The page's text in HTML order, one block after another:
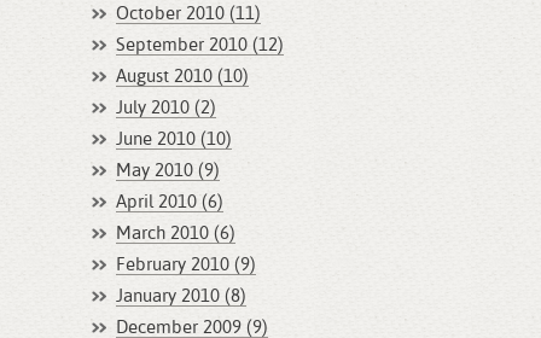
October 2010 (11)
September 2010 (12)
August 2010 (10)
July 2010 (2)
June 2010 (10)
May 2010 (9)
April 2010 (6)
March 2010 (6)
February 2010 (9)
January 2010 (8)
December 2009 (9)